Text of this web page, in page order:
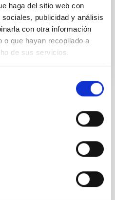
haga del sitio web con
publicidad y análisis
con otra información
o que hayan recopilado a
de sus servicios.
puesto de trabajo con la
a de Taller, acogido
entre otras
siempre
gente